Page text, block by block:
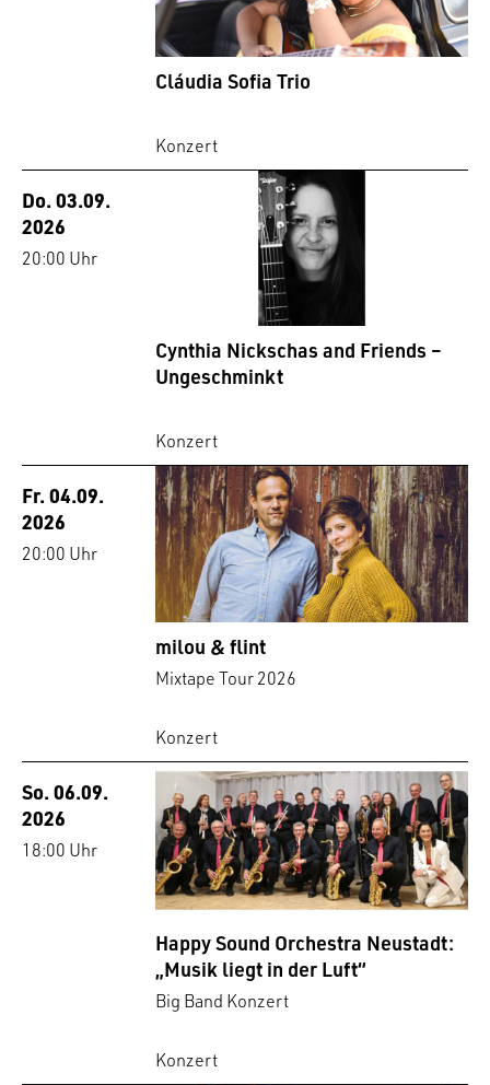
Cláudia Sofia Trio
Konzert
Do. 03.09.
2026
20:00 Uhr
Cynthia Nickschas and Friends –
Ungeschminkt
Konzert
Fr. 04.09.
2026
20:00 Uhr
milou & flint
Mixtape Tour 2026
Konzert
So. 06.09.
2026
18:00 Uhr
Happy Sound Orchestra Neustadt:
„Musik liegt in der Luft“
Big Band Konzert
Konzert